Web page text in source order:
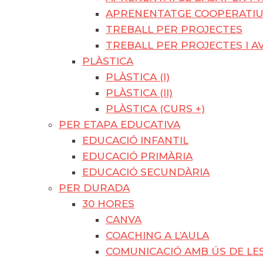
APRENENTATGE COOPERATIU
TREBALL PER PROJECTES
TREBALL PER PROJECTES I
PLÀSTICA
PLÀSTICA (I)
PLÀSTICA (II)
PLÀSTICA (CURS +)
PER ETAPA EDUCATIVA
EDUCACIÓ INFANTIL
EDUCACIÓ PRIMÀRIA
EDUCACIÓ SECUNDÀRIA
PER DURADA
30 HORES
CANVA
COACHING A L’AULA
COMUNICACIÓ AMB ÚS DE